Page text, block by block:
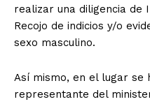
realizar una diligencia de
Recojo de indicios y/o
sexo masculino.
Así mismo, en el lugar se
representante del